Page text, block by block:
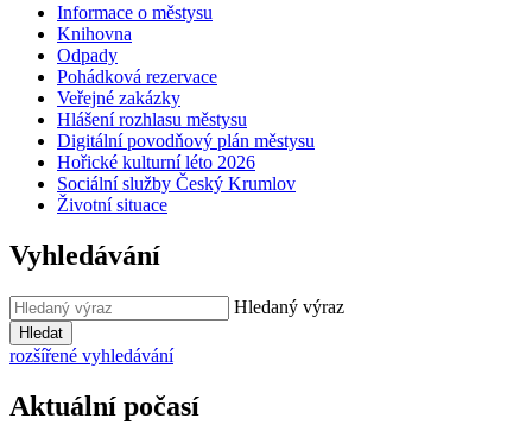
Informace o městysu
Knihovna
Odpady
Pohádková rezervace
Veřejné zakázky
Hlášení rozhlasu městysu
Digitální povodňový plán městysu
Hořické kulturní léto 2026
Sociální služby Český Krumlov
Životní situace
Vyhledávání
Hledaný výraz
Hledat
rozšířené vyhledávání
Aktuální počasí